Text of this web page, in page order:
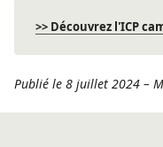
>> Découvrez l'ICP
Publié le 8 juillet 2024 –